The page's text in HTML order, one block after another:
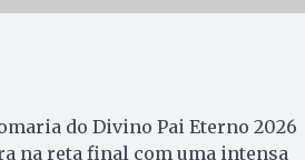
do Divino Pai Eterno 2026
na reta final com uma intensa